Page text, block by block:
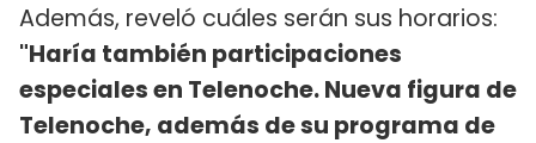
Además, reveló cuáles serán sus horarios:
"Haría también participaciones
especiales en Telenoche. Nueva figura de
Telenoche, además de su programa de